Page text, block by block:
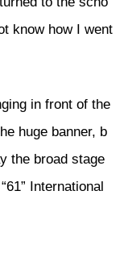
know how I went
in front of the
huge banner, b
the broad stage
International